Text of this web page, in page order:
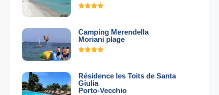
Camping Merendella
Moriani plage
Résidence les Toits de Santa
Giulia
Porto-Vecchio